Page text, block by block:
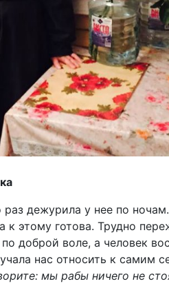
раз дежурила у нее по
к этому готова. Трудно
доброй воле, а человек
нас относить к самим
мы рабы ничего не